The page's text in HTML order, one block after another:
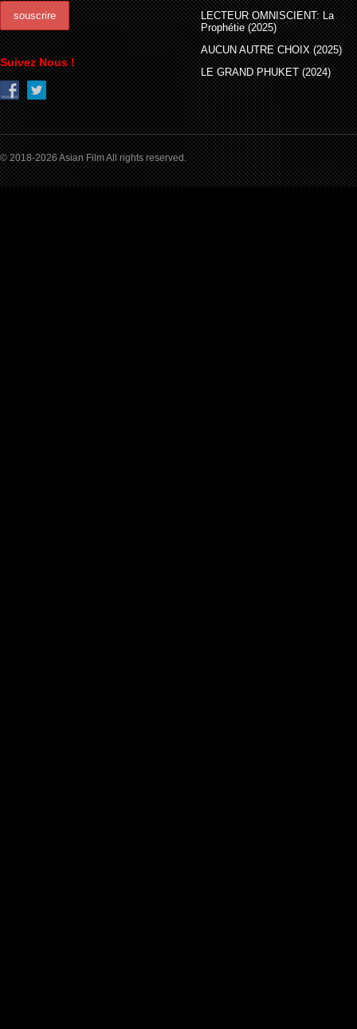
Suivez Nous !
LECTEUR OMNISCIENT: La
Prophétie (2025)
AUCUN AUTRE CHOIX (2025)
LE GRAND PHUKET (2024)
© 2018-2026 Asian Film All rights reserved.